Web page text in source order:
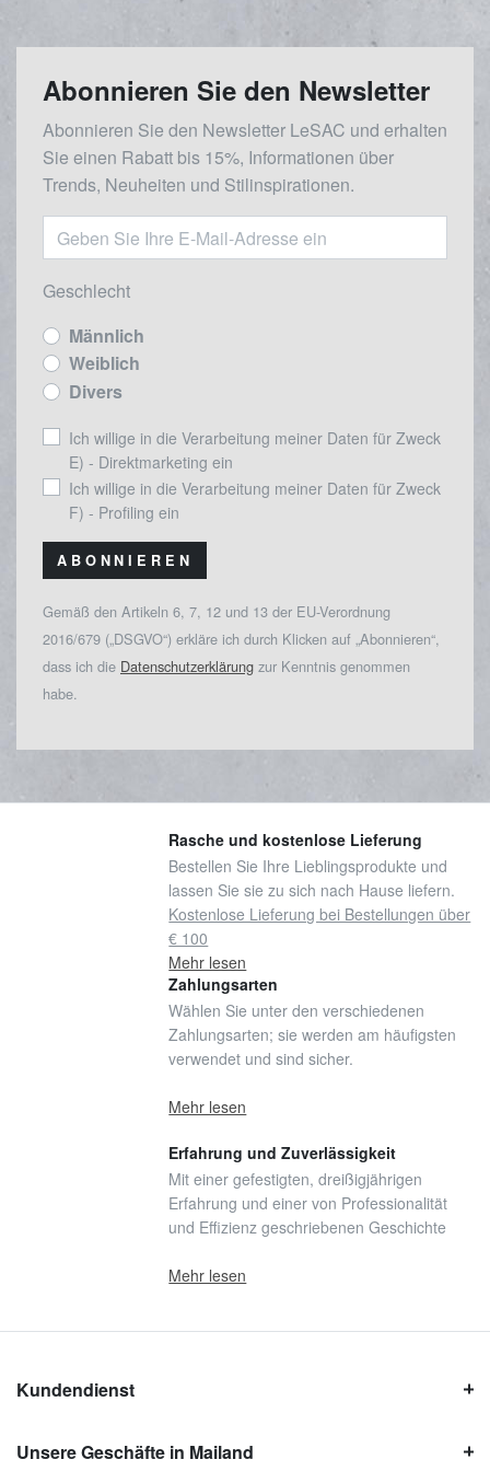
Abonnieren Sie den Newsletter
Abonnieren Sie den Newsletter LeSAC und erhalten
Sie einen Rabatt bis 15%, Informationen über
Trends, Neuheiten und Stilinspirationen.
Geschlecht
Männlich
Weiblich
Divers
Ich willige in die Verarbeitung meiner Daten für Zweck
E) - Direktmarketing ein
Ich willige in die Verarbeitung meiner Daten für Zweck
F) - Profiling ein
ABONNIEREN
Gemäß den Artikeln 6, 7, 12 und 13 der EU-Verordnung
2016/679 („DSGVO“) erkläre ich durch Klicken auf „Abonnieren“,
dass ich die Datenschutzerklärung zur Kenntnis genommen
habe.
Rasche und kostenlose Lieferung
Bestellen Sie Ihre Lieblingsprodukte und
lassen Sie sie zu sich nach Hause liefern.
Kostenlose Lieferung bei Bestellungen über
€ 100
Mehr lesen
Zahlungsarten
Wählen Sie unter den verschiedenen
Zahlungsarten; sie werden am häufigsten
verwendet und sind sicher.
Mehr lesen
Erfahrung und Zuverlässigkeit
Mit einer gefestigten, dreißigjährigen
Erfahrung und einer von Professionalität
und Effizienz geschriebenen Geschichte
Mehr lesen
Kundendienst
Unsere Geschäfte in Mailand